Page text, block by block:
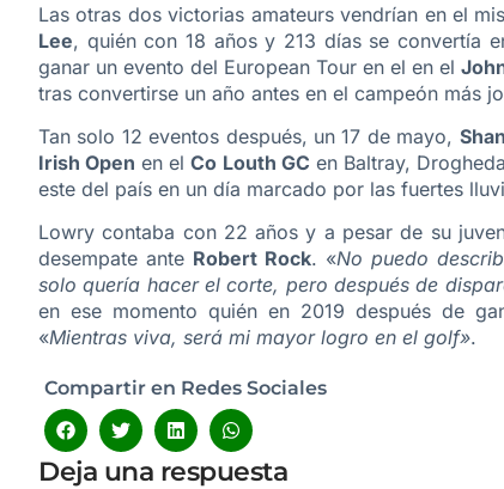
Las otras dos victorias amateurs vendrían en el
Lee, quién con 18 años y 213 días se convertía
ganar un evento del European Tour en el en el
tras convertirse un año antes en el campeón más
Tan solo 12 eventos después, un 17 de mayo,
Irish Open en elCo Louth GC en Baltray,
este del país en un día marcado por las fuertes
Lowry contaba con 22 años y a pesar de su
desempate ante Robert Rock. «No puedo
solo quería hacer el corte, pero después de
en ese momento quién en 2019 después de
«Mientras viva, será mi mayor logro en el golf».
Compartir en Redes Sociales
Deja una respuesta